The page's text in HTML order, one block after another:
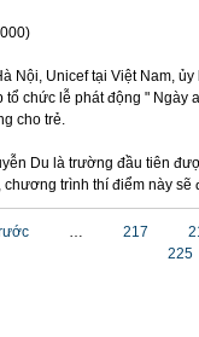
Nội, Unicef tại Việt Nam,
tổ chức lễ phát động " Ngày
cho trẻ.
Du là trường đầu tiên
chương trình thí điểm này
… 217
225